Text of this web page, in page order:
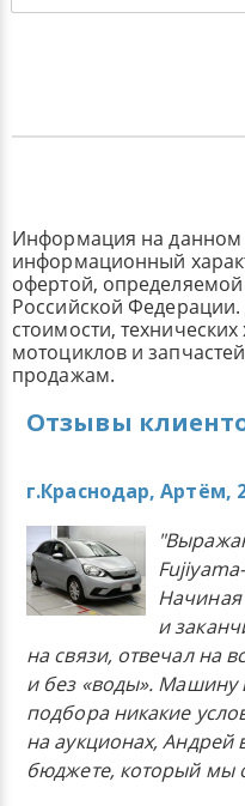
Информация на данном
информационный
офертой,
Российской
стоимости,
мотоциклов и
продажам.
Отзывы
г.Краснодар, Артём,
и
на связи, отвечал на
и без «воды». Машину
подбора никакие
на аукционах, Андрей
бюджете, который мы